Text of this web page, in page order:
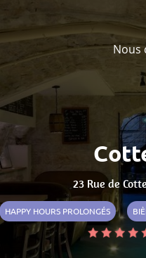
Nous
23 Rue de
HAPPY HOURS PROLONGÉS